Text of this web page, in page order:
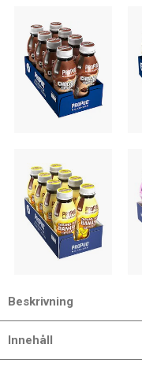
Beskrivning
Innehåll